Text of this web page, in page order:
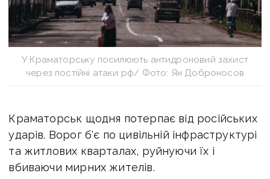
У Краматорську посилюють антидроновий захист
через постійні атаки рф/ Фото: Ян Доброносов
Краматорськ щодня потерпає від російських
ударів. Ворог б'є по цивільній інфраструктурі
та житлових кварталах, руйнуючи їх і
вбиваючи мирних жителів.